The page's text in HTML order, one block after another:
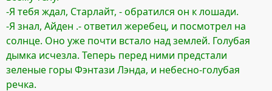
-Я тебя ждал, Старлайт, - обратился он к лошади.
-Я знал, Айден .- ответил жеребец, и посмотрел на
солнце. Оно уже почти встало над землей. Голубая
дымка исчезла. Теперь перед ними предстали
зеленые горы Фэнтази Лэнда, и небесно-голубая
речка.